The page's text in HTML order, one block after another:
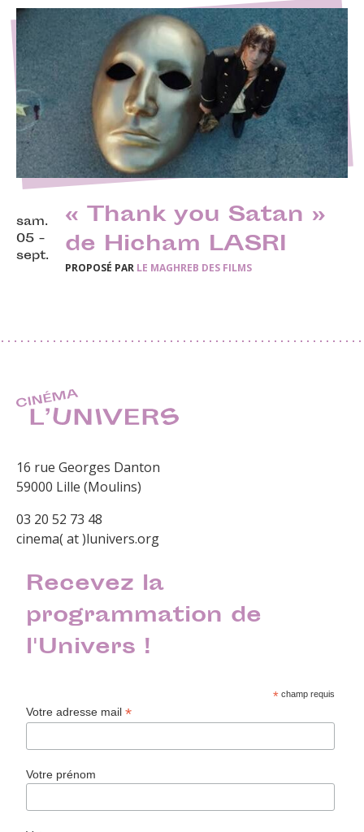
sam.
05 -
sept.
« Thank you Satan »
de Hicham LASRI
PROPOSÉ PAR LE MAGHREB DES FILMS
16 rue Georges Danton
59000 Lille (Moulins)
03 20 52 73 48
cinema( at )lunivers.org
Recevez la
programmation de
l'Univers !
* champ requis
Votre adresse mail*
Votre prénom